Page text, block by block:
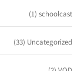
schoolcast
(1)
Uncategorized
(33)